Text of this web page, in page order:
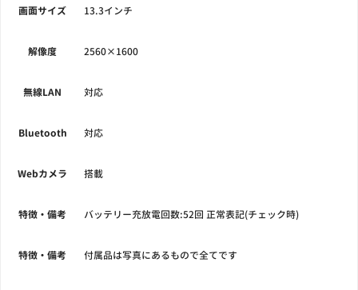
画面サイズ 13.3インチ
解像度 2560×1600
無線LAN 対応
Bluetooth 対応
Webカメラ 搭載
特徴・備考 バッテリー充放電回数:52回 正常表記(チェック時)
特徴・備考 付属品は写真にあるもので全てです